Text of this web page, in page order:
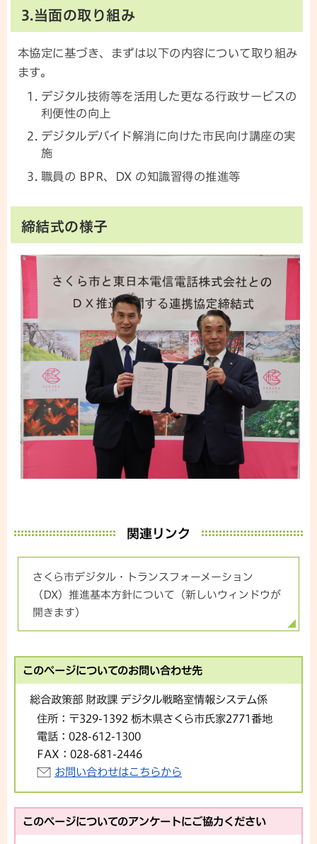
3.当面の取り組み
本協定に基づき、まずは以下の内容について取り組み
ます。
デジタル技術等を活用した更なる行政サービスの
利便性の向上
デジタルデバイド解消に向けた市民向け講座の実
施
職員の BPR、DX の知識習得の推進等
締結式の様子
関連リンク
さくら市デジタル・トランスフォーメーション
（DX）推進基本方針について（新しいウィンドウが
開きます）
このページについてのお問い合わせ先
総合政策部 財政課 デジタル戦略室情報システム係
住所： 〒329-1392 栃木県さくら市氏家2771番地
電話： 028-612-1300
FAX： 028-681-2446
お問い合わせはこちらから
このページについてのアンケートにご協力ください